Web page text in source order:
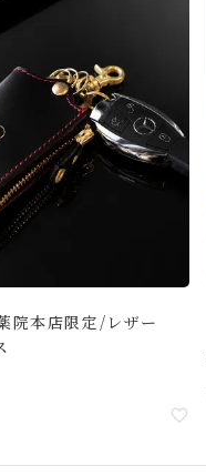
院本店限定/レザー